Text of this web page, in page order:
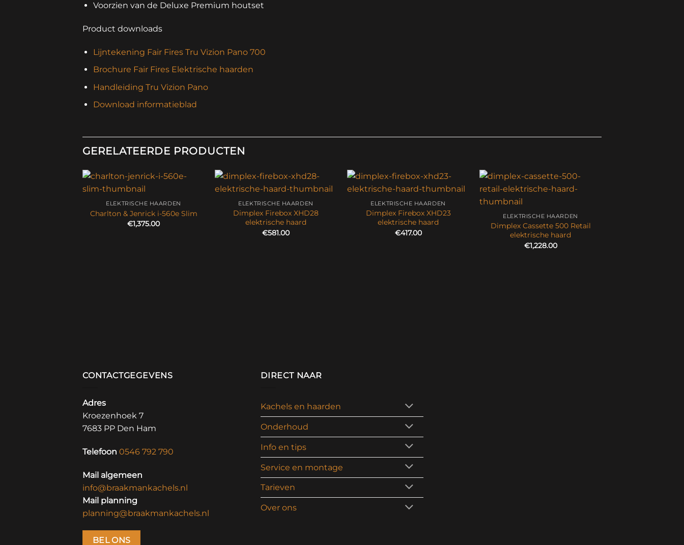
Voorzien van de Deluxe Premium houtset
Product downloads
Lijntekening Fair Fires Tru Vizion Pano 700
Brochure Fair Fires Elektrische haarden
Handleiding Tru Vizion Pano
Download informatieblad
GERELATEERDE PRODUCTEN
ELEKTRISCHE HAARDEN
Charlton & Jenrick i-560e Slim
€1,375.00
ELEKTRISCHE HAARDEN
Dimplex Firebox XHD28
elektrische haard
€581.00
ELEKTRISCHE HAARDEN
Dimplex Firebox XHD23
elektrische haard
€417.00
ELEKTRISCHE HAARDEN
Dimplex Cassette 500 Retail
elektrische haard
€1,228.00
CONTACTGEGEVENS
Adres
Kroezenhoek 7
7683 PP Den Ham
Telefoon 0546 792 790
Mail algemeen
info@braakmankachels.nl
Mail planning
planning@braakmankachels.nl
BEL ONS
DIRECT NAAR
Kachels en haarden
Onderhoud
Info en tips
Service en montage
Tarieven
Over ons